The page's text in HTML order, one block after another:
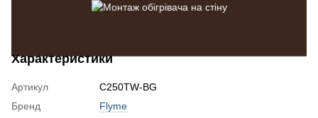
Характеристики
Артикул
C250TW-BG
Бренд
Flyme